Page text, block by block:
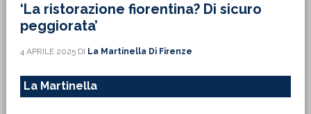
‘La ristorazione fiorentina? Di sicuro
peggiorata’
4 APRILE 2025DI La Martinella Di Firenze
La Martinella